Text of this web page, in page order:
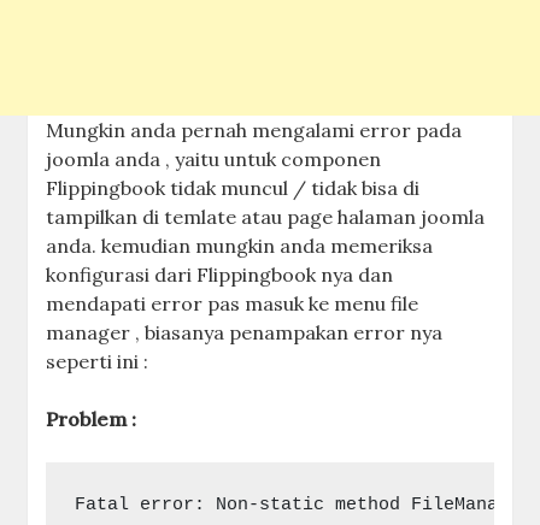
Mungkin anda pernah mengalami error pada
joomla anda , yaitu untuk componen
Flippingbook tidak muncul / tidak bisa di
tampilkan di temlate atau page halaman joomla
anda. kemudian mungkin anda memeriksa
konfigurasi dari Flippingbook nya dan
mendapati error pas masuk ke menu file
manager , biasanya penampakan error nya
seperti ini :
Problem :
Fatal error: Non-static method